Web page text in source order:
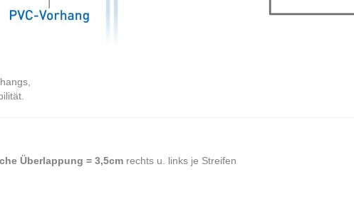
Überlappung = 3,5cm rechts u. links je Streifen